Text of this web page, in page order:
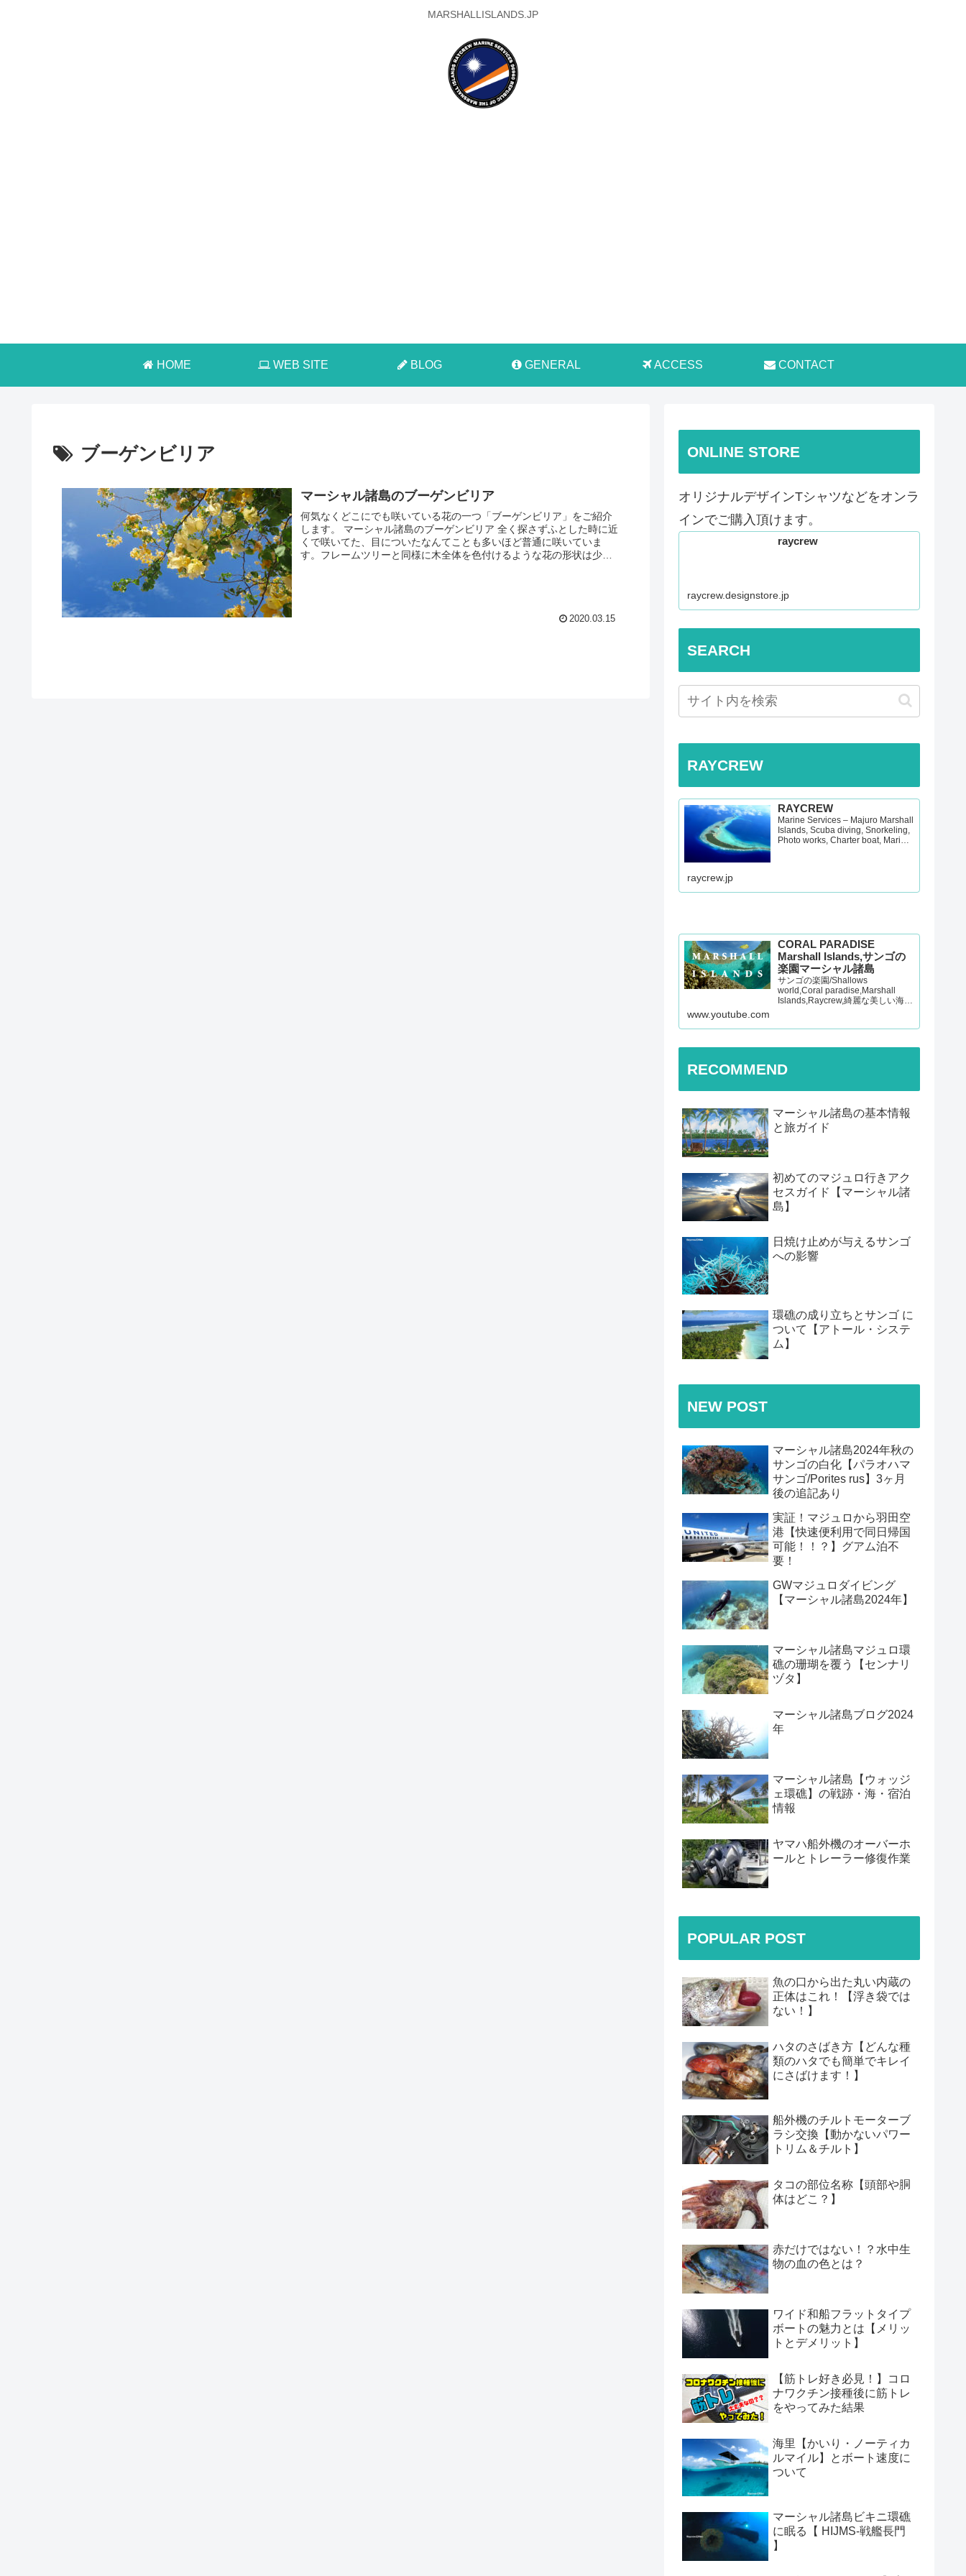
MARSHALLISLANDS.JP
HOME WEB SITE BLOG GENERAL ACCESS CONTACT
ブーゲンビリア
マーシャル諸島のブーゲンビリア
何気なくどこにでも咲いている花の一つ「ブーゲンビリア」をご紹介
します。 マーシャル諸島のブーゲンビリア 全く探さずふとした時に近
くで咲いてた、目についたなんてことも多いほど普通に咲いていま
す。フレームツリーと同様に木全体を色付けるような花の形状は少々
2020.03.15
ONLINE STORE
オリジナルデザインTシャツなどをオンラ
インでご購入頂けます。
raycrew
raycrew.designstore.jp
SEARCH
RAYCREW
RAYCREW
Marine Services – Majuro Marshall
Islands, Scuba diving, Snorkeling,
Photo works, Charter boat, Marine
raycrew.jp
CORAL PARADISE
Marshall Islands,サンゴの
楽園マーシャル諸島
サンゴの楽園/Shallows
world,Coral paradise,Marshall
Islands,Raycrew,綺麗な美しい海,
お願いします！】Presented…
www.youtube.com
RECOMMEND
マーシャル諸島の基本情報
と旅ガイド
初めてのマジュロ行きアク
セスガイド【マーシャル諸
島】
日焼け止めが与えるサンゴ
への影響
環礁の成り立ちとサンゴ に
ついて【アトール・システ
ム】
NEW POST
マーシャル諸島2024年秋の
サンゴの白化【パラオハマ
サンゴ/Porites rus】3ヶ月
後の追記あり
実証！マジュロから羽田空
港【快速便利用で同日帰国
可能！！？】グアム泊不
要！
GWマジュロダイビング
【マーシャル諸島2024年】
マーシャル諸島マジュロ環
礁の珊瑚を覆う【センナリ
ヅタ】
マーシャル諸島ブログ2024
年
マーシャル諸島【ウォッジ
ェ環礁】の戦跡・海・宿泊
情報
ヤマハ船外機のオーバーホ
ールとトレーラー修復作業
POPULAR POST
魚の口から出た丸い内蔵の
正体はこれ！【浮き袋では
ない！】
ハタのさばき方【どんな種
類のハタでも簡単でキレイ
にさばけます！】
船外機のチルトモーターブ
ラシ交換【動かないパワー
トリム＆チルト】
タコの部位名称【頭部や胴
体はどこ？】
赤だけではない！？水中生
物の血の色とは？
ワイド和船フラットタイプ
ボートの魅力とは【メリッ
トとデメリット】
【筋トレ好き必見！】コロ
ナワクチン接種後に筋トレ
をやってみた結果
海里【かいり・ノーティカ
ルマイル】とボート速度に
ついて
マーシャル諸島ビキニ環礁
に眠る【 HIJMS-戦艦長門
】